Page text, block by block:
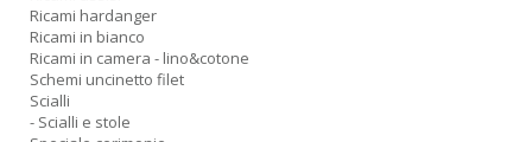
Ricami hardanger
Ricami in bianco
Ricami in camera - lino&cotone
Schemi uncinetto filet
Scialli
- Scialli e stole